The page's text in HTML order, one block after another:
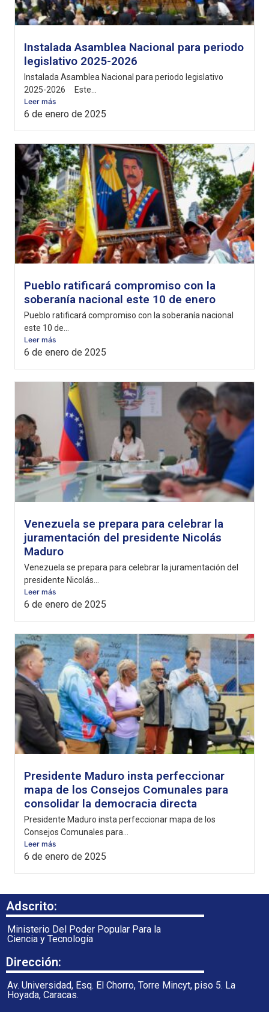
Instalada Asamblea Nacional para periodo
legislativo 2025-2026
Instalada Asamblea Nacional para periodo legislativo
2025-2026 Este...
Leer más
6 de enero de 2025
Pueblo ratificará compromiso con la
soberanía nacional este 10 de enero
Pueblo ratificará compromiso con la soberanía nacional
este 10 de...
Leer más
6 de enero de 2025
Venezuela se prepara para celebrar la
juramentación del presidente Nicolás
Maduro
Venezuela se prepara para celebrar la juramentación del
presidente Nicolás...
Leer más
6 de enero de 2025
Presidente Maduro insta perfeccionar
mapa de los Consejos Comunales para
consolidar la democracia directa
Presidente Maduro insta perfeccionar mapa de los
Consejos Comunales para...
Leer más
6 de enero de 2025
Adscrito:
Ministerio Del Poder Popular Para la
Ciencia y Tecnología
Dirección:
Av. Universidad, Esq. El Chorro, Torre Mincyt, piso 5. La
Hoyada, Caracas.